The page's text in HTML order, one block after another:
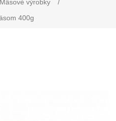
Mäsové výrobky
/
400g